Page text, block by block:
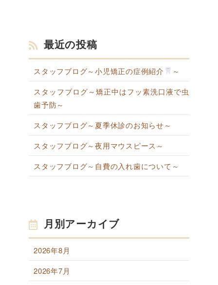
最近の投稿
スタッフブログ～小児矯正の症例紹介
～
スタッフブログ～矯正中はフッ素洗口液で虫
歯予防～
スタッフブログ～夏季休診のお知らせ～
スタッフブログ～夜用マウスピース～
スタッフブログ～自費の入れ歯について～
月別アーカイブ
2026年8月
2026年7月